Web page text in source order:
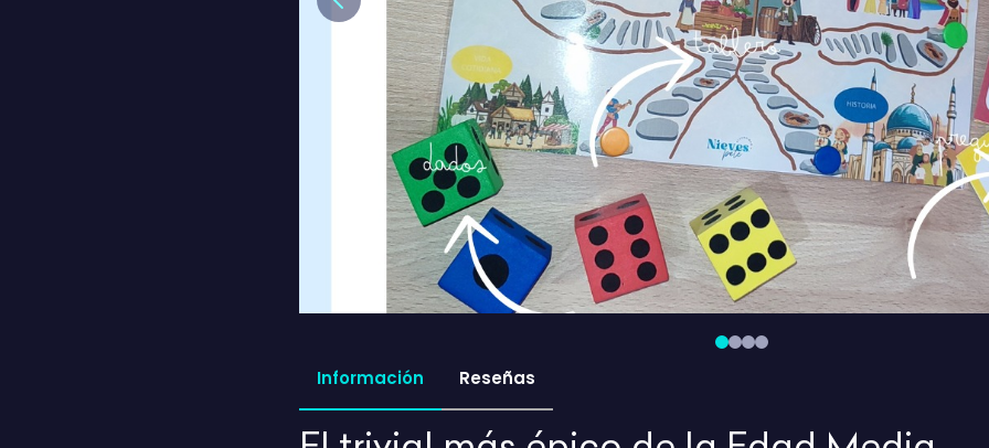
Previous
Información Reseñas